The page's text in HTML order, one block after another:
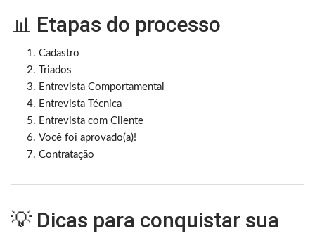
📊 Etapas do processo
Cadastro
Triados
Entrevista Comportamental
Entrevista Técnica
Entrevista com Cliente
Você foi aprovado(a)!
Contratação
💡 Dicas para conquistar sua